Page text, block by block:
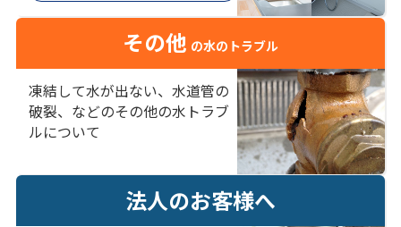
その他 の水のトラブル
凍結して水が出ない、水道管の
破裂、などのその他の水トラブ
ルについて
法人のお客様へ